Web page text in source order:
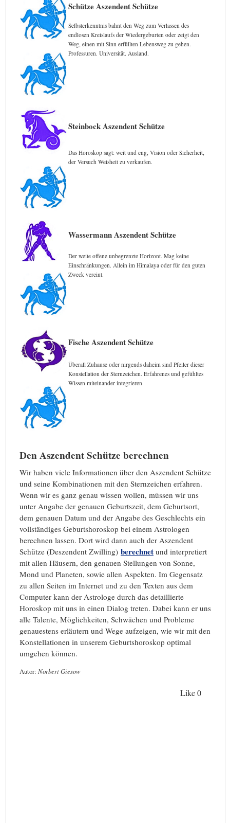
Schütze Aszendent Schütze
Selbsterkenntnis bahnt den Weg zum Verlassen des
endlosen Kreislaufs der Wiedergeburten oder zeigt den
Weg, einen mit Sinn erfüllten Lebensweg zu gehen.
Professuren. Universität. Ausland.
Steinbock Aszendent Schütze
Das Horoskop sagt: weit und eng, Vision oder Sicherheit,
der Versuch Weisheit zu verkaufen.
Wassermann Aszendent Schütze
Der weite offene unbegrenzte Horizont. Mag keine
Einschränkungen. Allein im Himalaya oder für den guten
Zweck vereint.
Fische Aszendent Schütze
Überall Zuhause oder nirgends daheim sind Pfeiler dieser
Konstellation der Sternzeichen. Erfahrenes und gefühltes
Wissen miteinander integrieren.
Den Aszendent Schütze berechnen
Wir haben viele Informationen über den Aszendent Schütze
und seine Kombinationen mit den Sternzeichen erfahren.
Wenn wir es ganz genau wissen wollen, müssen wir uns
unter Angabe der genauen Geburtszeit, dem Geburtsort,
dem genauen Datum und der Angabe des Geschlechts ein
vollständiges Geburtshoroskop bei einem Astrologen
berechnen lassen. Dort wird dann auch der Aszendent
Schütze (Deszendent Zwilling) berechnet und interpretiert
mit allen Häusern, den genauen Stellungen von Sonne,
Mond und Planeten, sowie allen Aspekten. Im Gegensatz
zu allen Seiten im Internet und zu den Texten aus dem
Computer kann der Astrologe durch das detaillierte
Horoskop mit uns in einen Dialog treten. Dabei kann er uns
alle Talente, Möglichkeiten, Schwächen und Probleme
genauestens erläutern und Wege aufzeigen, wie wir mit den
Konstellationen in unserem Geburtshoroskop optimal
umgehen können.
Autor: Norbert Giesow
Like0